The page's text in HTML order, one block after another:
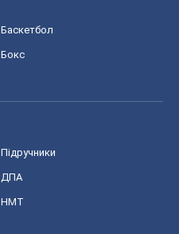
Баскетбол
Бокс
Підручники
ДПА
НМТ